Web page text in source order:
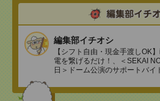
編集部イチオシ
【シフト自由・現金手渡しOK
電を繋げるだけ！、＜SEKAI
日＞ドーム公演のサポートバイ